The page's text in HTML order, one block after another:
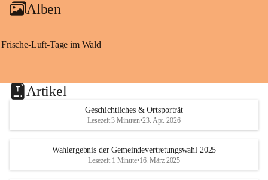
Alben
Frische-Luft-Tage im Wald
Artikel
Geschichtliches & Ortsporträt
Lesezeit 3 Minuten•23. Apr. 2026
Wahlergebnis der Gemeindevertretungswahl 2025
Lesezeit 1 Minute•16. März 2025